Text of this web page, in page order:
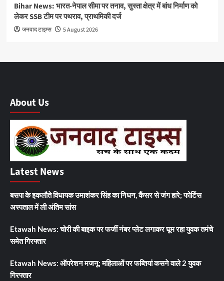
Bihar News: भारत-नेपाल सीमा पर तनाव, सुस्ता क्षेत्र में बांध निर्माण को
लेकर SSB टीम पर पथराव, प्राथमिकी दर्ज
जनवाद टाइम्स 5 August 2026
About Us
Latest News
बसपा के इकलौते विधायक उमाशंकर सिंह का निधन, कैंसर से जंग हारे; फोर्टिस
अस्पताल में ली अंतिम सांस
Etawah News: चोरी की बाइक पर फर्जी नंबर प्लेट लगाकर घूम रहा युवक तमंचे
समेत गिरफ्तार
Etawah News: ऑपरेशन मजनू: महिलाओं पर फब्तियां कसने वाले 2 युवक
गिरफ्तार